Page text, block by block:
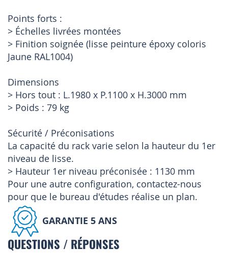
Points forts :
> Échelles livrées montées
> Finition soignée (lisse peinture époxy coloris
Jaune RAL1004)
Dimensions
> Hors tout : L.1980 x P.1100 x H.3000 mm
> Poids : 79 kg
Sécurité / Préconisations
La capacité du rack varie selon la hauteur du 1er
niveau de lisse.
> Hauteur 1er niveau préconisée : 1130 mm
Pour une autre configuration, contactez-nous
pour que le bureau d'études réalise un plan.
GARANTIE 5 ANS
QUESTIONS / RÉPONSES